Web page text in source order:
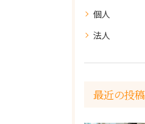
個人
法人
最近の投稿